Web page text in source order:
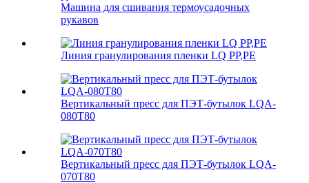
Машина для сшивания термоусадочных
рукавов
Линия гранулирования пленки LQ PP,PE
Вертикальный пресс для ПЭТ-бутылок LQA-
080T80
Вертикальный пресс для ПЭТ-бутылок LQA-
070T80